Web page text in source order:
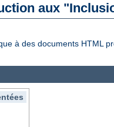
aux
à des documents HTML